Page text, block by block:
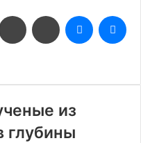
ВконтактеОдноклассники
Messenger
из
глубины